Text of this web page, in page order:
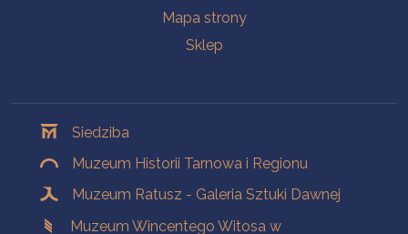
Mapa strony
Sklep
Siedziba
Muzeum Historii Tarnowa i Regionu
Muzeum Ratusz - Galeria Sztuki Dawnej
Muzeum Wincentego Witosa w